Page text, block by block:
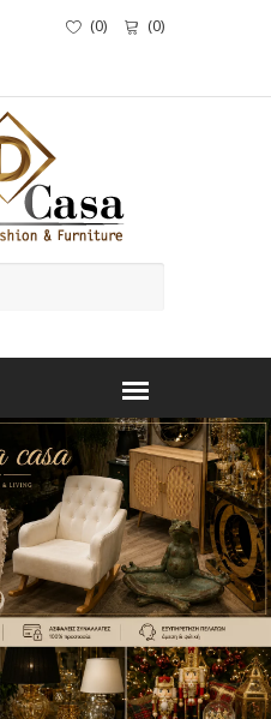
(0) (0)